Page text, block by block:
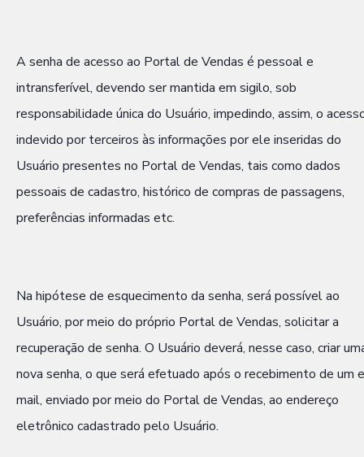
A senha de acesso ao Portal de Vendas é pessoal e
intransferível, devendo ser mantida em sigilo, sob
responsabilidade única do Usuário, impedindo, assim, o
indevido por terceiros às informações por ele inseridas do
Usuário presentes no Portal de Vendas, tais como dados
pessoais de cadastro, histórico de compras de passagens,
preferências informadas etc.
Na hipótese de esquecimento da senha, será possível ao
Usuário, por meio do próprio Portal de Vendas, solicitar a
recuperação de senha. O Usuário deverá, nesse caso, criar
nova senha, o que será efetuado após o recebimento de um
mail, enviado por meio do Portal de Vendas, ao endereço
eletrônico cadastrado pelo Usuário.